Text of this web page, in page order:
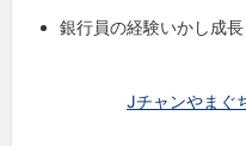
銀行員の経験いかし成
Jチャンやまぐ